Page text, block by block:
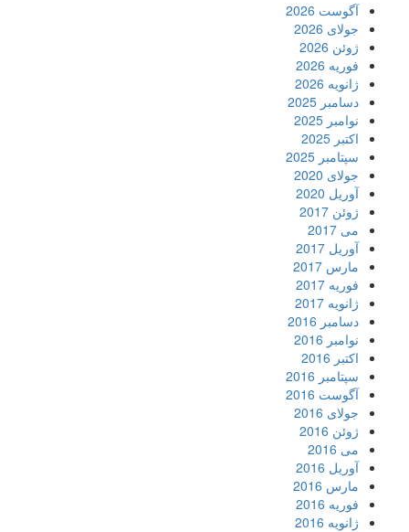
آگوست 2026
جولای 2026
ژوئن 2026
فوریه 2026
ژانویه 2026
دسامبر 2025
نوامبر 2025
اکتبر 2025
سپتامبر 2025
جولای 2020
آوریل 2020
ژوئن 2017
می 2017
آوریل 2017
مارس 2017
فوریه 2017
ژانویه 2017
دسامبر 2016
نوامبر 2016
اکتبر 2016
سپتامبر 2016
آگوست 2016
جولای 2016
ژوئن 2016
می 2016
آوریل 2016
مارس 2016
فوریه 2016
ژانویه 2016